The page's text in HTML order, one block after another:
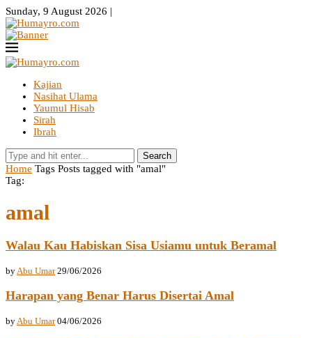
Sunday, 9 August 2026 |
Kajian
Nasihat Ulama
Yaumul Hisab
Sirah
Ibrah
Search
Home Tags Posts tagged with "amal"
Tag:
amal
Walau Kau Habiskan Sisa Usiamu untuk Beramal
by Abu Umar 29/06/2026
Harapan yang Benar Harus Disertai Amal
by Abu Umar 04/06/2026